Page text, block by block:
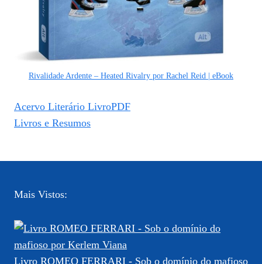
Rivalidade Ardente – Heated Rivalry por Rachel Reid | eBook
Acervo Literário LivroPDF
Livros e Resumos
Mais Vistos:
Livro ROMEO FERRARI - Sob o domínio do mafioso